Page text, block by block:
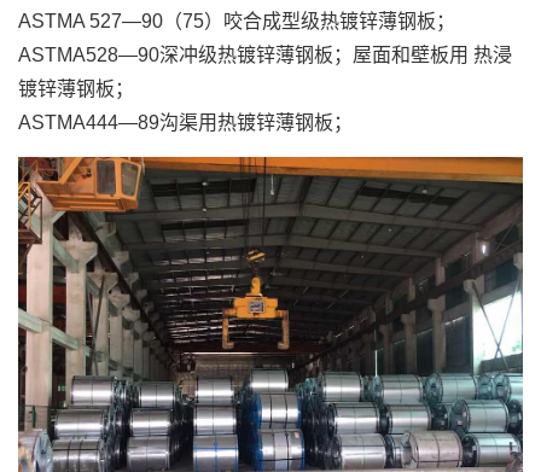
ASTMA 527—90（75）咬合成型级热镀锌薄钢板；
ASTMA528—90深冲级热镀锌薄钢板；屋面和壁板用 热浸
镀锌薄钢板；
ASTMA444—89沟渠用热镀锌薄钢板；